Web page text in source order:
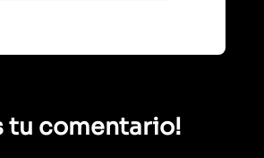
tu comentario!